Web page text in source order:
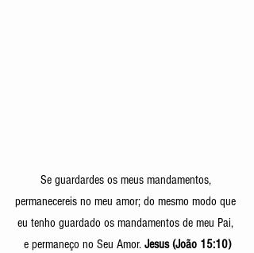
Se guardardes os meus mandamentos,
permanecereis no meu amor; do mesmo modo que
eu tenho guardado os mandamentos de meu Pai,
e permaneço no Seu Amor. Jesus (João 15:10)